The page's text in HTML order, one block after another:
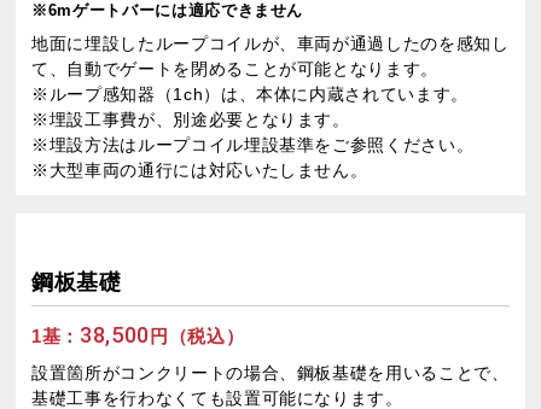
※6mゲートバーには適応できません
地面に埋設したループコイルが、車両が通過したのを感知し
て、自動でゲートを閉めることが可能となります。
※ループ感知器（1ch）は、本体に内蔵されています。
※埋設工事費が、別途必要となります。
※埋設方法はループコイル埋設基準をご参照ください。
※大型車両の通行には対応いたしません。
鋼板基礎
1基： 38,500 円（税込）
設置箇所がコンクリートの場合、鋼板基礎を用いることで、
基礎工事を行わなくても設置可能になります。